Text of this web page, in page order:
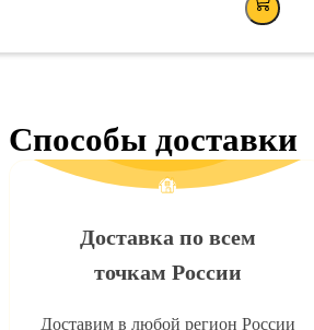
Способы доставки
Доставка по всем
точкам России
Доставим в любой регион России